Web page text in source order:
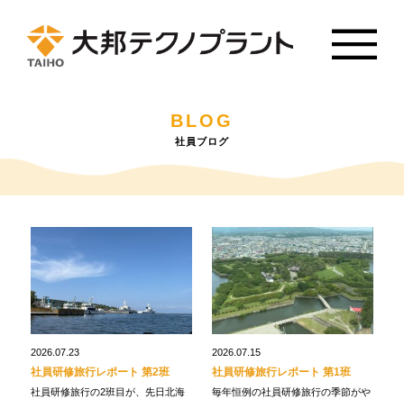
BLOG
社員ブログ
2026.07.23
社員研修旅行レポート 第2班
社員研修旅行の2班目が、先日北海
2026.07.15
社員研修旅行レポート 第1班
毎年恒例の社員研修旅行の季節がや